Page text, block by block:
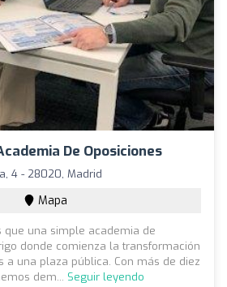
De Oposiciones
4 - 28020, Madrid
Mapa
que una simple academia de
donde comienza la transformación
a una plaza pública. Con más de diez
dem... Seguir leyendo